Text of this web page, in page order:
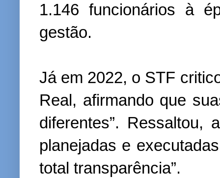
1.146 funcionários à
gestão.
Já em 2022, o STF
Real, afirmando que
diferentes”. Ressaltou,
planejadas e
total transparência”.